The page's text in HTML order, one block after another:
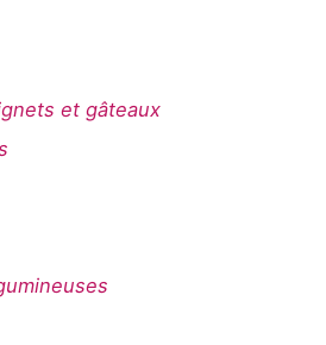
et gâteaux